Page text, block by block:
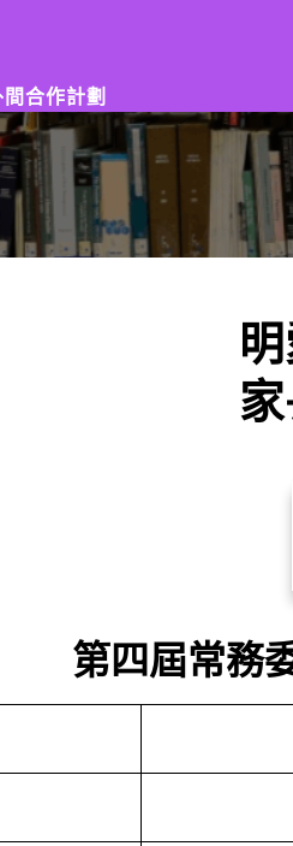
合作計劃
第四屆常務